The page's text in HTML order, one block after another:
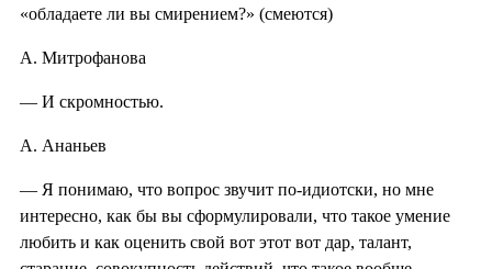
«обладаете ли вы смирением?» (смеются)
А. Митрофанова
— И скромностью.
А. Ананьев
— Я понимаю, что вопрос звучит по-идиотски, но мне
интересно, как бы вы сформулировали, что такое умение
любить и как оценить свой вот этот вот дар, талант,